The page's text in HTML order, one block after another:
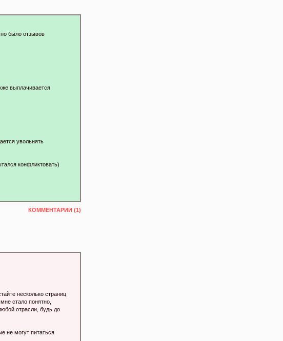
было отзывов
выплачивается
увольнять
конфликтовать)
КОММЕНТАРИИ (1)
несколько страниц
стало понятно,
отрасли, будь до
не могут питаться